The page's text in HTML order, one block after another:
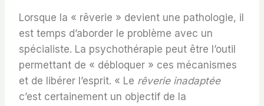
Lorsque la « rêverie » devient une pathologie, il
est temps d’aborder le problème avec un
spécialiste. La psychothérapie peut être l’outil
permettant de « débloquer » ces mécanismes
et de libérer l’esprit. « Le rêverie inadaptée
c’est certainement un objectif de la